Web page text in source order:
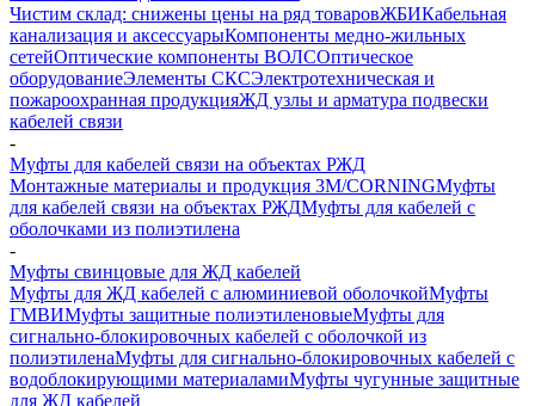
Чистим склад: снижены цены на ряд товаровЖБИКабельная
канализация и аксессуарыКомпоненты медно-жильных
сетейОптические компоненты ВОЛСОптическое
оборудованиеЭлементы СКСЭлектротехническая и
пожароохранная продукцияЖД узлы и арматура подвески
кабелей связи
-
Муфты для кабелей связи на объектах РЖД
Монтажные материалы и продукция 3M/CORNINGМуфты
для кабелей связи на объектах РЖДМуфты для кабелей с
оболочками из полиэтилена
-
Муфты свинцовые для ЖД кабелей
Муфты для ЖД кабелей с алюминиевой оболочкойМуфты
ГМВИМуфты защитные полиэтиленовыеМуфты для
сигнально-блокировочных кабелей с оболочкой из
полиэтиленаМуфты для сигнально-блокировочных кабелей с
водоблокирующими материаламиМуфты чугунные защитные
для ЖД кабелей